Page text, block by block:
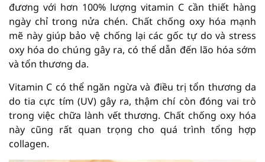
đương với hơn 100% lượng vitamin C cần thiết hàng
ngày chỉ trong nửa chén. Chất chống oxy hóa mạnh
mẽ này giúp bảo vệ chống lại các gốc tự do và stress
oxy hóa do chúng gây ra, có thể dẫn đến lão hóa sớm
và tổn thương da.
Vitamin C có thể ngăn ngừa và điều trị tổn thương da
do tia cực tím (UV) gây ra, thậm chí còn đóng vai trò
trong việc chữa lành vết thương. Chất chống oxy hóa
này cũng rất quan trọng cho quá trình tổng hợp
collagen.